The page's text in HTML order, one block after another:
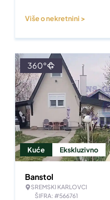
Više o nekretnini >
Kuće Ekskluzivno
360°
Banstol
SREMSKI KARLOVCI
ŠIFRA: #566761